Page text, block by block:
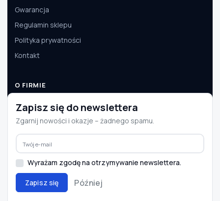
Gwarancja
Regulamin sklepu
Polityka prywatności
Kontakt
O FIRMIE
O nas
Dane firmy
Aktualności
Współpraca B2B
© 2008–2026 e-autoparts.pl · Wszelkie prawa zastrzeżone
Zapisz się do newslettera
Zgarnij nowości i okazje – żadnego spamu.
Wyrażam zgodę na otrzymywanie newslettera.
Zapisz się Później